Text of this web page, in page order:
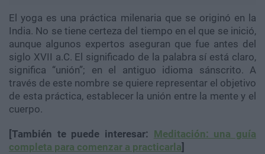
El yoga es una práctica milenaria que se originó en la
India. No se tiene certeza del tiempo en el que se inició,
aunque algunos expertos aseguran que fue antes del
siglo XVII a.C. El significado de la palabra sí está claro,
significa “unión”; en el antiguo idioma sánscrito. A
través de este nombre se quiere representar el objetivo
de esta práctica, establecer la unión entre la mente y el
cuerpo.
[También te puede interesar: Meditación: una guía
completa para comenzar a practicarla]